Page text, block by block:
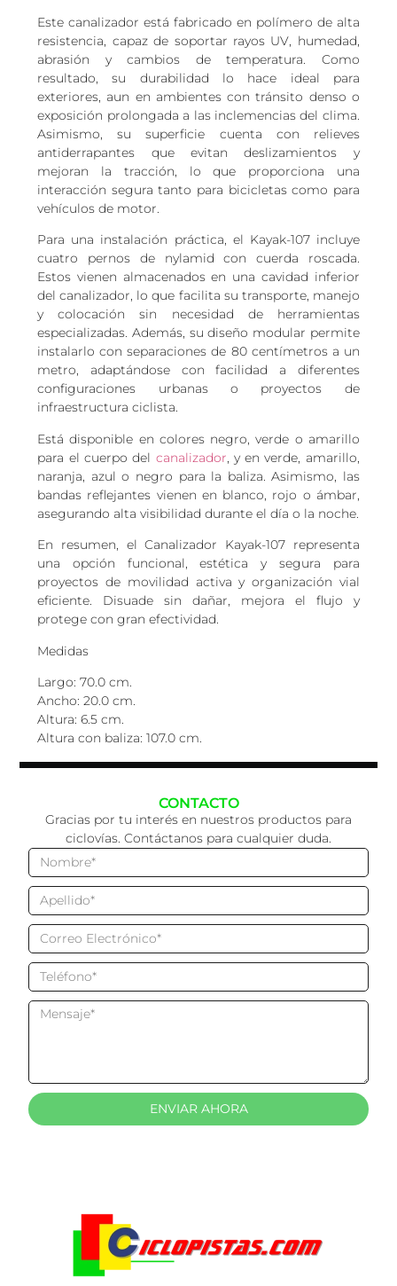
Este canalizador está fabricado en polímero de alta
resistencia, capaz de soportar rayos UV, humedad,
abrasión y cambios de temperatura. Como
resultado, su durabilidad lo hace ideal para
exteriores, aun en ambientes con tránsito denso o
exposición prolongada a las inclemencias del clima.
Asimismo, su superficie cuenta con relieves
antiderrapantes que evitan deslizamientos y
mejoran la tracción, lo que proporciona una
interacción segura tanto para bicicletas como para
vehículos de motor.
Para una instalación práctica, el Kayak-107 incluye
cuatro pernos de nylamid con cuerda roscada.
Estos vienen almacenados en una cavidad inferior
del canalizador, lo que facilita su transporte, manejo
y colocación sin necesidad de herramientas
especializadas. Además, su diseño modular permite
instalarlo con separaciones de 80 centímetros a un
metro, adaptándose con facilidad a diferentes
configuraciones urbanas o proyectos de
infraestructura ciclista.
Está disponible en colores negro, verde o amarillo
para el cuerpo del canalizador, y en verde, amarillo,
naranja, azul o negro para la baliza. Asimismo, las
bandas reflejantes vienen en blanco, rojo o ámbar,
asegurando alta visibilidad durante el día o la noche.
En resumen, el Canalizador Kayak-107 representa
una opción funcional, estética y segura para
proyectos de movilidad activa y organización vial
eficiente. Disuade sin dañar, mejora el flujo y
protege con gran efectividad.
Medidas
Largo: 70.0 cm.
Ancho: 20.0 cm.
Altura: 6.5 cm.
Altura con baliza: 107.0 cm.
CONTACTO
Gracias por tu interés en nuestros productos para
ciclovías. Contáctanos para cualquier duda.
ENVIAR AHORA